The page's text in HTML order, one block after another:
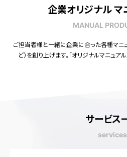
企業オリジナル マ
MANUAL
ご担当者様と一緒に企業に合った各種マニ
ど）を創り上げます。「オリジナルマニュア
サービス
services